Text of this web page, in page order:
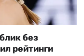
без
рейтинги